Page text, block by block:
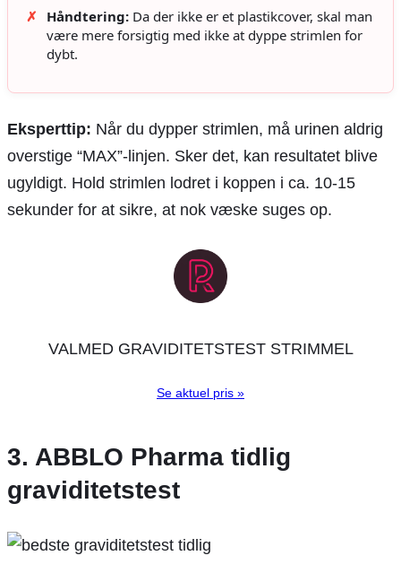
✗
Håndtering: Da der ikke er et plastikcover, skal man
være mere forsigtig med ikke at dyppe strimlen for
dybt.
Eksperttip: Når du dypper strimlen, må urinen aldrig
overstige “MAX”-linjen. Sker det, kan resultatet blive
ugyldigt. Hold strimlen lodret i koppen i ca. 10-15
sekunder for at sikre, at nok væske suges op.
VALMED GRAVIDITETSTEST STRIMMEL
Se aktuel pris »
3. ABBLO Pharma tidlig
graviditetstest